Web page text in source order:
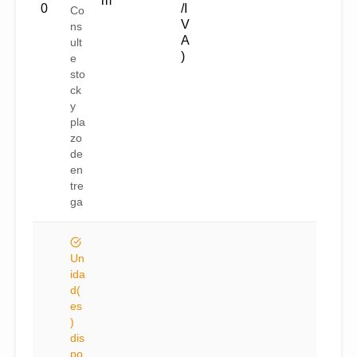
0
Co
ns
ult
e
sto
ck
y
pla
zo
de
en
tre
ga
/I
V
A
)
Un
ida
d(
es
)
dis
po